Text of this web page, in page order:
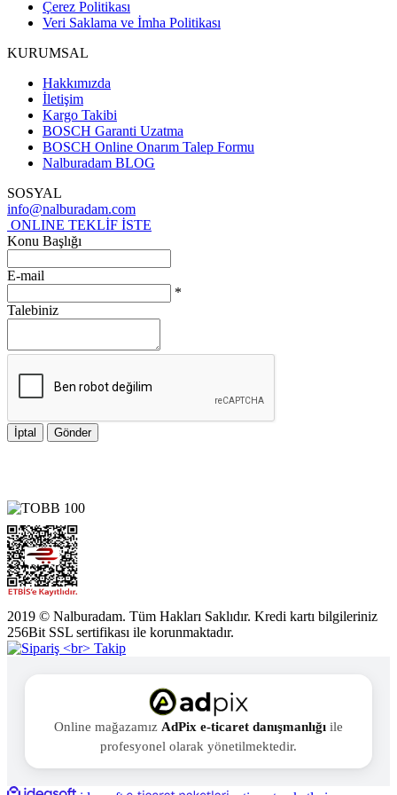
Çerez Politikası
Veri Saklama ve İmha Politikası
KURUMSAL
Hakkımızda
İletişim
Kargo Takibi
BOSCH Garanti Uzatma
BOSCH Online Onarım Talep Formu
Nalburadam BLOG
SOSYAL
info@nalburadam.com
ONLINE TEKLİF İSTE
Konu Başlığı
E-mail
*
Talebiniz
İptal Gönder
2019 © Nalburadam. Tüm Hakları Saklıdır. Kredi kartı bilgileriniz
256Bit SSL sertifikası ile korunmaktadır.
Online mağazamız AdPix e-ticaret danışmanlığı ile
profesyonel olarak yönetilmektedir.